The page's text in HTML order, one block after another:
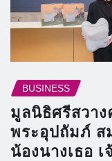
BUSINESS
มูลนิธิศรีสวา
พระอุปถัมภ์ ส
น้องนางเธอ